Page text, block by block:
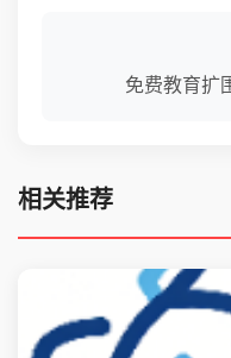
免费教育扩
相关推荐